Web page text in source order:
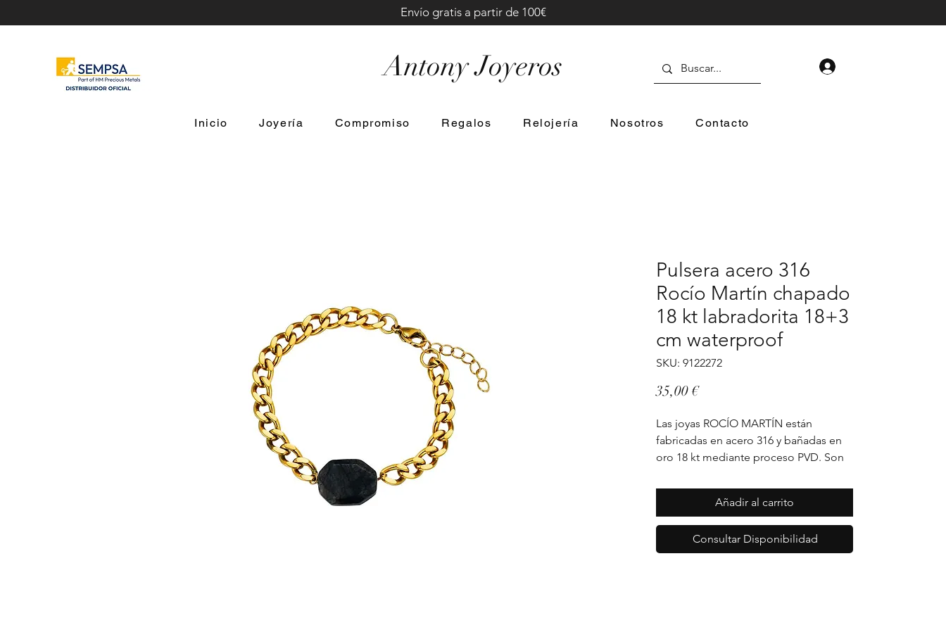
Antony Joyeros
Envío gratis a partir de 100€
Inicio Joyería Compromiso Regalos Relojería Nosotros Contacto
Pulsera acero 316
Rocío Martín chapado
18 kt labradorita 18+3
cm waterproof
SKU: 9122272
35,00 €Precio
Las joyas ROCÍO MARTÍN están
fabricadas en acero 316 y bañadas en
oro 18 kt mediante proceso PVD. Son
waterproof. Todas las joyas ROCIO
MARTÍN vienen acompañadas de un
certificado de fabricación individual
que avala la calidad y garantía de su
Añadir al carrito
Consultar Disponibilidad